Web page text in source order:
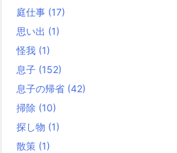
庭仕事 (17)
思い出 (1)
怪我 (1)
息子 (152)
息子の帰省 (42)
掃除 (10)
探し物 (1)
散策 (1)